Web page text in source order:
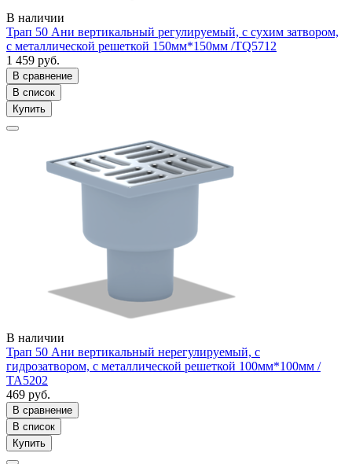
В наличии
Трап 50 Ани вертикальный регулируемый, с сухим затвором,
с металлической решеткой 150мм*150мм /ТQ5712
1 459 руб.
В сравнение
В список
Купить
В наличии
Трап 50 Ани вертикальный нерегулируемый, с
гидрозатвором, с металлической решеткой 100мм*100мм /
ТА5202
469 руб.
В сравнение
В список
Купить